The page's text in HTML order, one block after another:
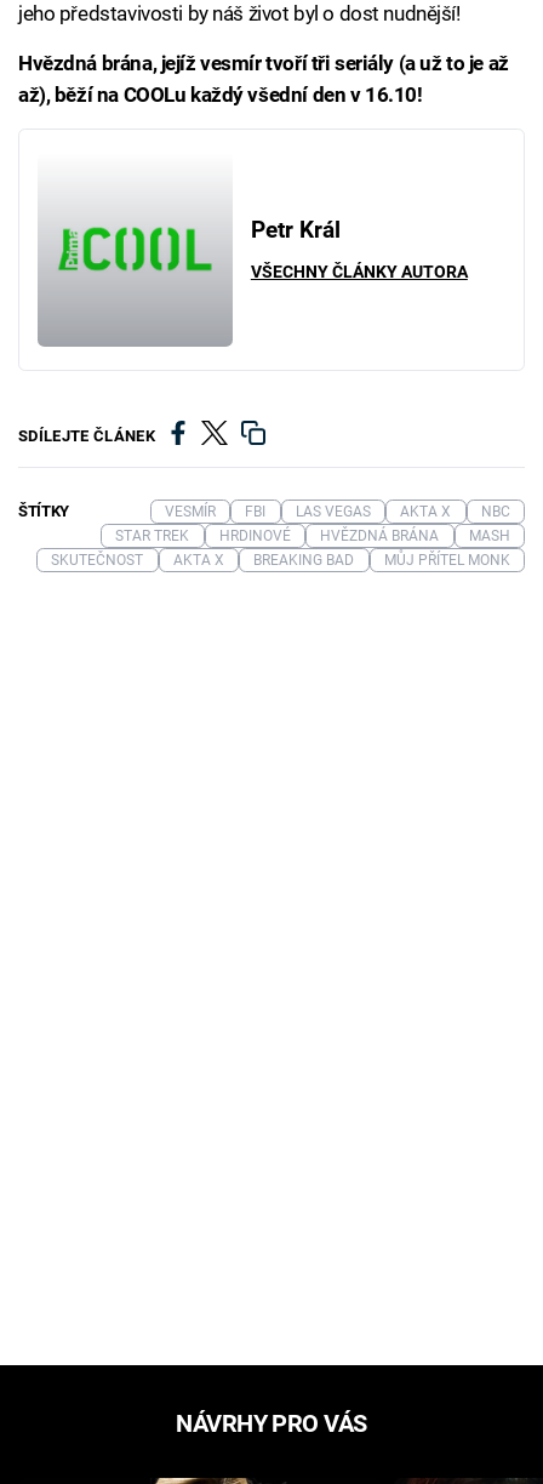
jeho představivosti by náš život byl o dost nudnější!
Hvězdná brána, jejíž vesmír tvoří tři seriály (a už to je až
až), běží na COOLu každý všední den v 16.10!
Petr Král
VŠECHNY ČLÁNKY AUTORA
SDÍLEJTE ČLÁNEK
ŠTÍTKY VESMÍR FBI LAS VEGAS AKTA X
NBC
STAR TREK
HRDINOVÉ HVĚZDNÁ BRÁNA
MASH
SKUTEČNOST
AKTA X BREAKING BAD MŮJ PŘÍTEL MONK
NÁVRHY PRO VÁS